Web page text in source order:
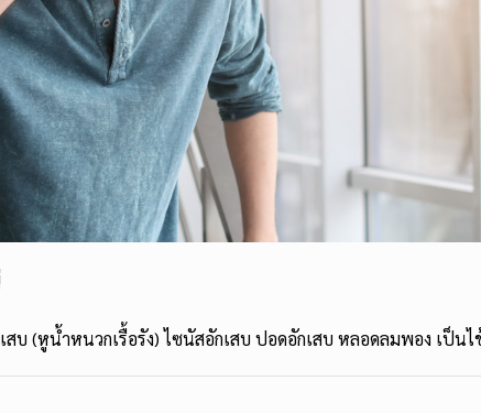
บ (หูน้ำหนวกเรื้อรัง) ไซนัสอักเสบ ปอดอักเสบ หลอดลมพอง เป็น